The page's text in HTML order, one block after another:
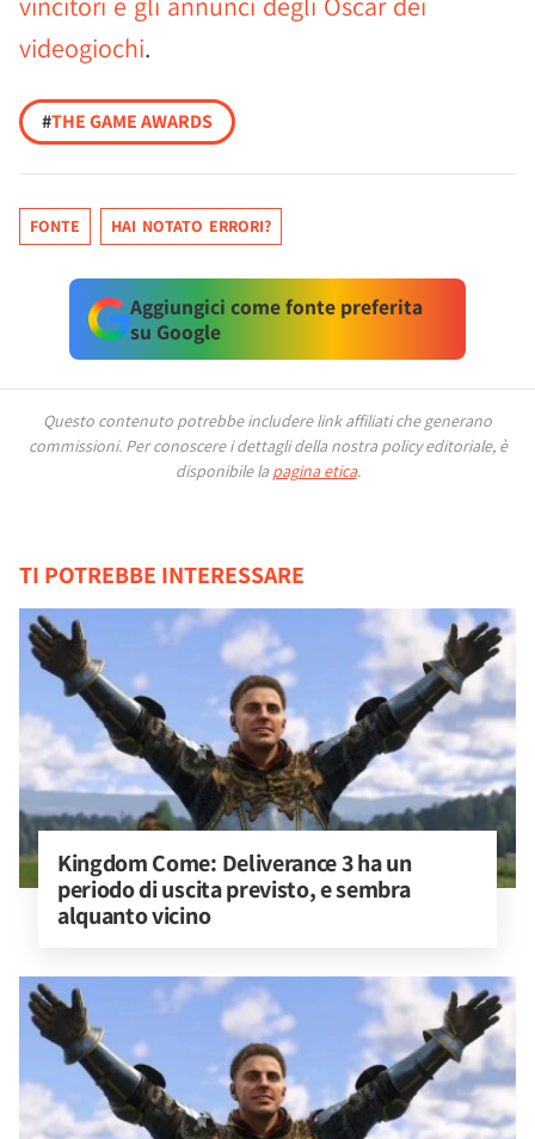
videogiochi.
#THE GAME AWARDS
FONTE HAI NOTATO ERRORI?
Aggiungici come fonte preferita
su Google
Questo contenuto potrebbe includere link affiliati che generano
commissioni. Per conoscere i dettagli della nostra policy editoriale, è
disponibile la pagina etica.
TI POTREBBE INTERESSARE
Kingdom Come: Deliverance 3 ha un
periodo di uscita previsto, e sembra
alquanto vicino